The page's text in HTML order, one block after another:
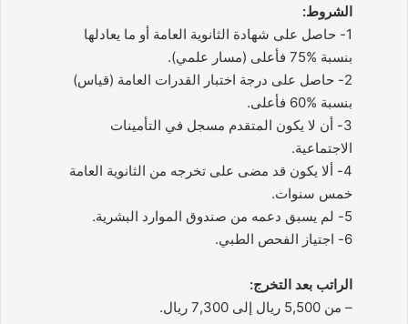
الشروط:
1- حاصل على شهادة الثانوية العامة أو ما يعادلها
بنسبة %75 فأعلى (مسار علمي).
2- حاصل على درجة اختبار القدرات العامة (قياس)
بنسبة %60 فأعلى.
3- أن لا يكون المتقدم مسجل في التأمينات
الاجتماعية.
4- ألا يكون قد مضى على تخرجه من الثانوية العامة
خمس سنوات.
5- لم يسبق دعمه من صندوق الموارد البشرية.
6- اجتياز الفحص الطبي.
الراتب بعد التخرج:
– من 5,500 ريال إلى 7,300 ريال.